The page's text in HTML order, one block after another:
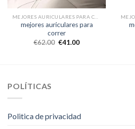
mejores auriculares para
correr
€62.00 €41.00
POLÍTICAS
Politica de privacidad